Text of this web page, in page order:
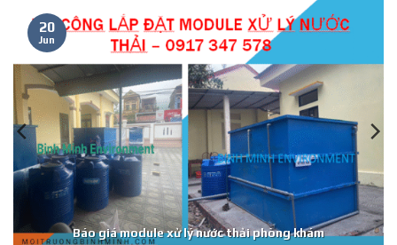
Báo giá module xử lý nước thải phòng khám
20
Jun